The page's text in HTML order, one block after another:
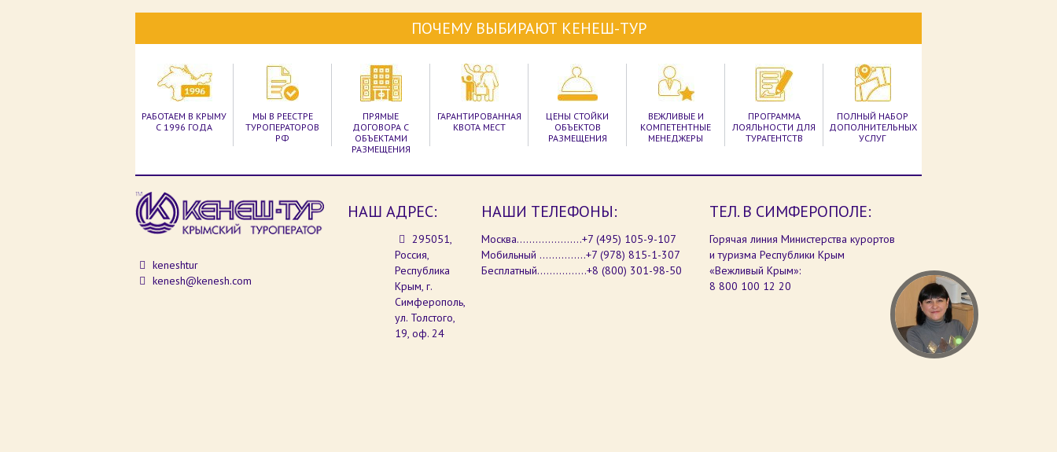
ПОЧЕМУ ВЫБИРАЮТ КЕНЕШ-ТУР
РАБОТАЕМ В КРЫМУ
С 1996 ГОДА
МЫ В РЕЕСТРЕ
ТУРОПЕРАТОРОВ
РФ
ПРЯМЫЕ
ДОГОВОРА С
ОБЪЕКТАМИ
РАЗМЕЩЕНИЯ
ГАРАНТИРОВАННАЯ
КВОТА МЕСТ
ЦЕНЫ СТОЙКИ
ОБЪЕКТОВ
РАЗМЕЩЕНИЯ
ВЕЖЛИВЫЕ И
КОМПЕТЕНТНЫЕ
МЕНЕДЖЕРЫ
ПРОГРАММА
ЛОЯЛЬНОСТИ ДЛЯ
ТУРАГЕНТСТВ
ПОЛНЫЙ НАБОР
ДОПОЛНИТЕЛЬНЫХ
УСЛУГ
keneshtur
kenesh@kenesh.com
НАШ АДРЕС:
295051,
Россия,
Республика
Крым, г.
Симферополь,
ул. Толстого,
19, оф. 24
НАШИ ТЕЛЕФОНЫ:
Москва.....................+7 (495) 105-9-107
Мобильный ...............+7 (978) 815-1-307
Бесплатный................+8 (800) 301-98-50
ТЕЛ. В СИМФЕРОПОЛЕ:
Горячая линия Министерства курортов
и туризма Республики Крым
«Вежливый Крым»:
8 800 100 12 20